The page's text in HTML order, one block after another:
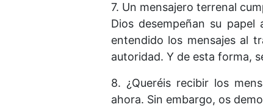
7. Un mensajero terrenal
Dios desempeñan su
entendido los mensajes al
autoridad. Y de esta forma,
8. ¿Queréis recibir los
ahora. Sin embargo, os